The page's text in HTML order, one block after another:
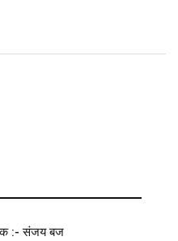
:- संजय बज